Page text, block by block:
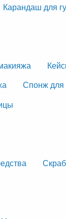
Карандаш для
Спонж